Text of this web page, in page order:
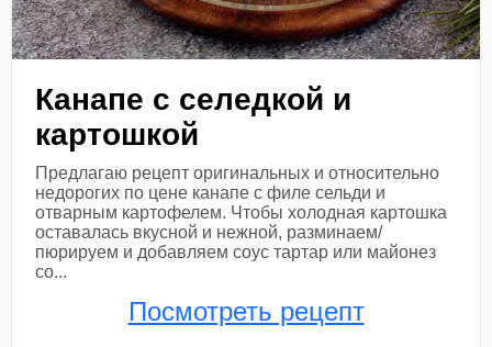
Канапе с селедкой и
картошкой
Предлагаю рецепт оригинальных и относительно
недорогих по цене канапе с филе сельди и
отварным картофелем. Чтобы холодная картошка
оставалась вкусной и нежной, разминаем/
пюрируем и добавляем соус тартар или майонез
со...
Посмотреть рецепт